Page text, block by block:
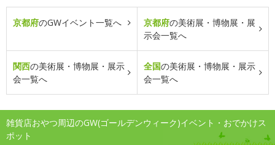
京都府のGWイベント一覧へ 京都府の美術展・博物展・展
示会一覧へ
関西の美術展・博物展・展示
会一覧へ
全国の美術展・博物展・展示
会一覧へ
雑貨店おやつ周辺のGW(ゴールデンウィーク)イベント・おでかけス
ポット